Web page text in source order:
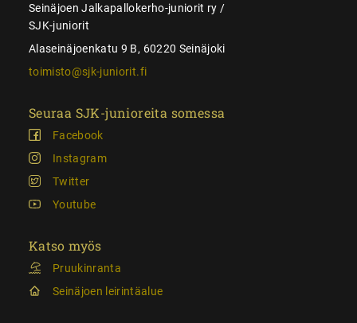
Seinäjoen Jalkapallokerho-juniorit ry /
SJK-juniorit
Alaseinäjoenkatu 9 B, 60220 Seinäjoki
toimisto@sjk-juniorit.fi
Seuraa SJK-junioreita somessa
Facebook
Instagram
Twitter
Youtube
Katso myös
Pruukinranta
Seinäjoen leirintäalue